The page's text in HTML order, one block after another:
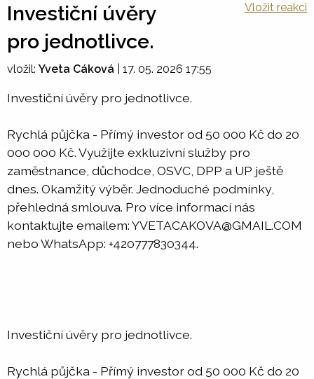
Investiční úvěry
pro jednotlivce.
Vložit reakci
vložil: Yveta Cáková 17. 05. 2026 17:55
Investiční úvěry pro jednotlivce.
Rychlá půjčka - Přímý investor od 50 000 Kč do 20
000 000 Kč. Využijte exkluzivní služby pro
zaměstnance, důchodce, OSVC, DPP a UP ještě
dnes. Okamžitý výběr. Jednoduché podmínky,
přehledná smlouva. Pro více informací nás
kontaktujte emailem: YVETACAKOVA@GMAIL.COM
nebo WhatsApp: +420777830344.
Investiční úvěry pro jednotlivce.
Rychlá půjčka - Přímý investor od 50 000 Kč do 20